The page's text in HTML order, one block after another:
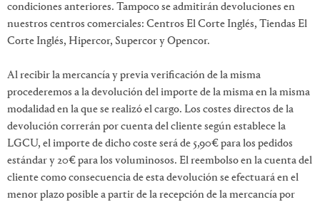
condiciones anteriores. Tampoco se admitirán devoluciones en
nuestros centros comerciales: Centros El Corte Inglés, Tiendas El
Corte Inglés, Hipercor, Supercor y Opencor.
Al recibir la mercancía y previa verificación de la misma
procederemos a la devolución del importe de la misma en la misma
modalidad en la que se realizó el cargo. Los costes directos de la
devolución correrán por cuenta del cliente según establece la
LGCU, el importe de dicho coste será de 5,90€ para los pedidos
estándar y 20€ para los voluminosos. El reembolso en la cuenta del
cliente como consecuencia de esta devolución se efectuará en el
menor plazo posible a partir de la recepción de la mercancía por